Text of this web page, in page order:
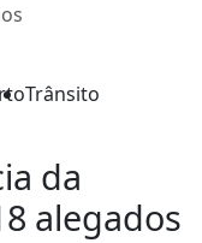
Trânsito
da
alegados